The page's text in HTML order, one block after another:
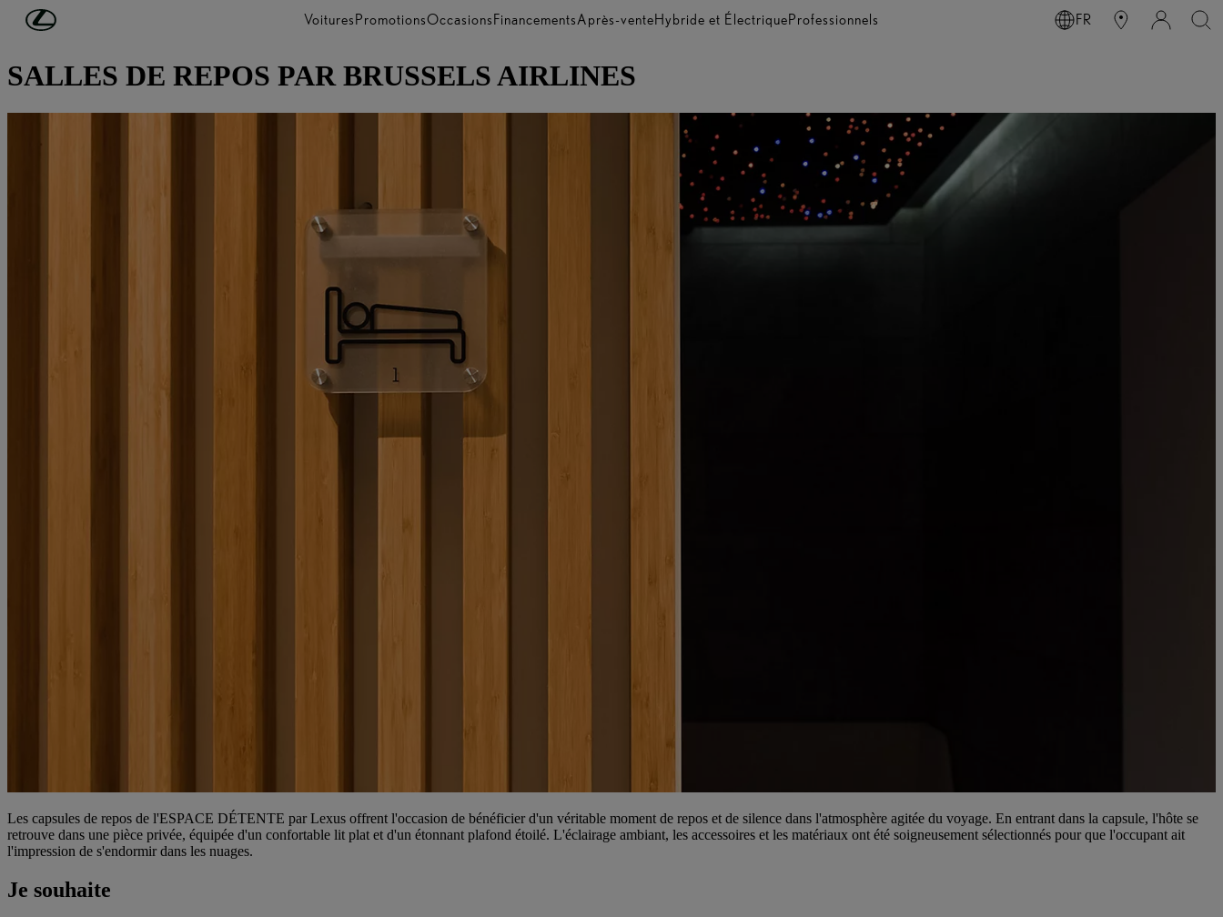
Passer au contenu principal VoituresPromotionsOccasionsFinancementsAprès-venteHybride et ÉlectriqueProfessionnels FR
DÉCOUVREZ LEXUS
SALLES DE REPOS PAR BRUSSELS AIRLINES
Les capsules de repos de l'ESPACE DÉTENTE par Lexus offrent l'occasion de bénéficier d'un véritable moment de repos et de silence dans l'atmosphère agitée du voyage. En entrant dans la capsule, l'hôte se
retrouve dans une pièce privée, équipée d'un confortable lit plat et d'un étonnant plafond étoilé. L'éclairage ambiant, les accessoires et les matériaux ont été soigneusement sélectionnés pour que l'occupant ait
l'impression de s'endormir dans les nuages.
Je souhaite